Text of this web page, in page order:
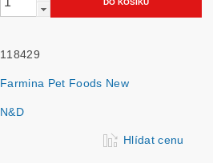
118429
Farmina Pet Foods New
N&D
Hlídat cenu